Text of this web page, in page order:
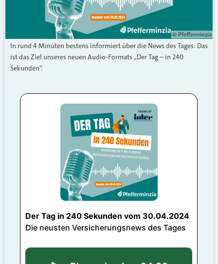
© Pfefferminzia
In rund 4 Minuten bestens informiert über die News des Tages: Das
ist das Ziel unseres neuen Audio-Formats „Der Tag – in 240
Sekunden“.